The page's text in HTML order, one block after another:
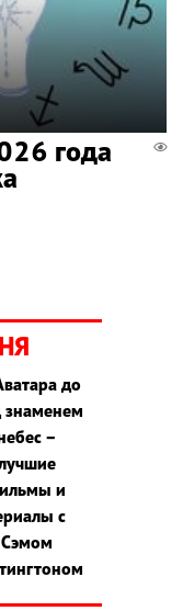
года
до
знаменем
–
и
с
Сэмом